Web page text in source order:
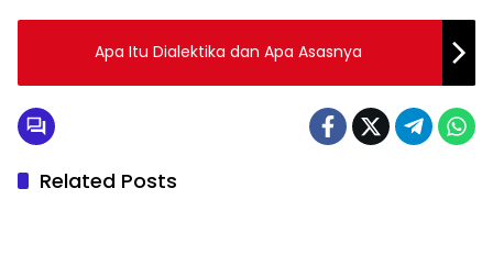
Apa Itu Dialektika dan Apa Asasnya
Related Posts